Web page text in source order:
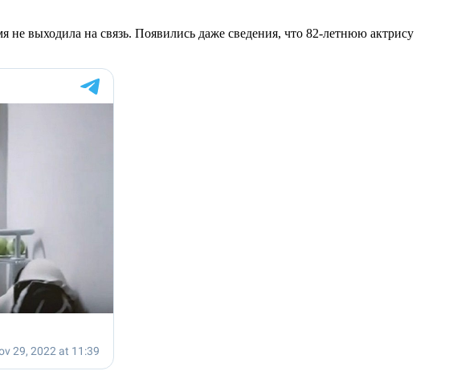
не выходила на связь. Появились даже сведения, что 82-летнюю актрису